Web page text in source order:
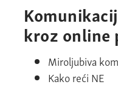
kroz online
Miroljubiva
Kako reći NE